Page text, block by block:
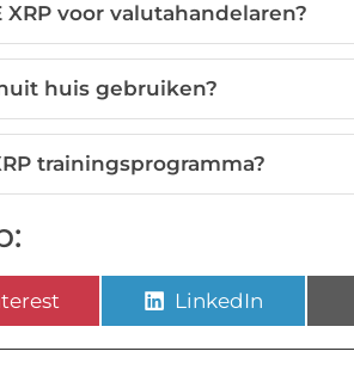
voor valutahandelaren?
huis gebruiken?
trainingsprogramma?
LinkedIn